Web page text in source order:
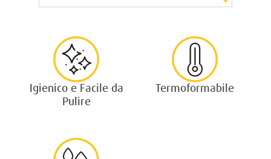
Igienico e Facile da
Pulire
Termoformabile